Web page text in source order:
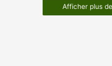
Afficher plus